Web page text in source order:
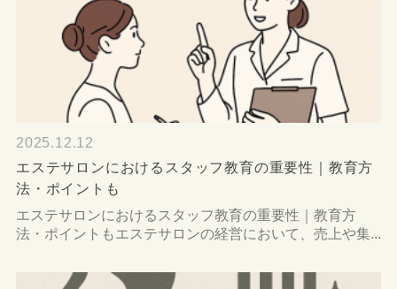
2025.12.12
エステサロンにおけるスタッフ教育の重要性｜教育方
法・ポイントも
エステサロンにおけるスタッフ教育の重要性｜教育方
法・ポイントもエステサロンの経営において、売上や集...